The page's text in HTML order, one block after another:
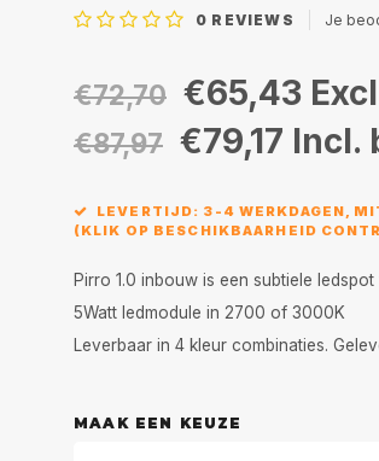
0 REVIEWS Je
€72,70 €65,43
€87,97 €79,17 Incl.
LEVERTIJD: 3-4 WERKDAGEN,
(KLIK OP BESCHIKBAARHEID
Pirro 1.0 inbouw is een subtiele
5Watt ledmodule in 2700 of 3000K
Leverbaar in 4 kleur combinaties.
MAAK EEN KEUZE